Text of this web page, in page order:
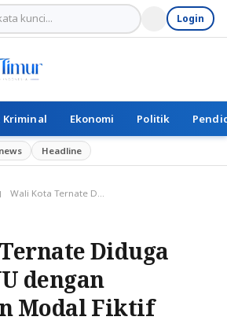
Login
Kriminal Ekonomi Politik
Headline
Wali Kota Ternate Diduga Langgar UU dengan Penyertaan Modal Fiktif
Diduga
dengan
Modal Fiktif